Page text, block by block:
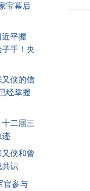
宝幕后
平握
手！央
侠的信
经掌握
二届三
迹
侠和曾
识
官参与